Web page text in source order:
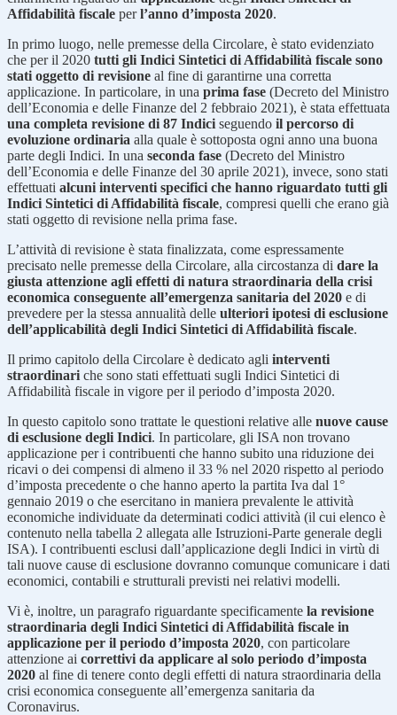
Affidabilità fiscale perl’anno d’imposta 2020.
In primo luogo, nelle premesse della Circolare, è stato evidenziato
che per il 2020 tutti gli Indici Sintetici di Affidabilità fiscale sono
stati oggetto di revisione al fine di garantirne una corretta
applicazione. In particolare, in una prima fase (Decreto del Ministro
dell’Economia e delle Finanze del 2 febbraio 2021), è stata effettuata
una completa revisione di 87 Indici seguendo il percorso di
evoluzione ordinaria alla quale è sottoposta ogni anno una buona
parte degli Indici. In una seconda fase (Decreto del Ministro
dell’Economia e delle Finanze del 30 aprile 2021), invece, sono stati
effettuati alcuni interventi specifici che hanno riguardato tutti gli
Indici Sintetici di Affidabilità fiscale, compresi quelli che erano già
stati oggetto di revisione nella prima fase.
L’attività di revisione è stata finalizzata, come espressamente
precisato nelle premesse della Circolare, alla circostanza di dare la
giusta attenzione agli effetti di natura straordinaria della crisi
economica conseguente all’emergenza sanitaria del 2020 e di
prevedere per la stessa annualità delle ulteriori ipotesi di esclusione
dell’applicabilità degli Indici Sintetici di Affidabilità fiscale.
Il primo capitolo della Circolare è dedicato agli interventi
straordinari che sono stati effettuati sugli Indici Sintetici di
Affidabilità fiscale in vigore per il periodo d’imposta 2020.
In questo capitolo sono trattate le questioni relative alle nuove cause
di esclusione degli Indici. In particolare, gli ISA non trovano
applicazione per i contribuenti che hanno subito una riduzione dei
ricavi o dei compensi di almeno il 33 % nel 2020 rispetto al periodo
d’imposta precedente o che hanno aperto la partita Iva dal 1°
gennaio 2019 o che esercitano in maniera prevalente le attività
economiche individuate da determinati codici attività (il cui elenco è
contenuto nella tabella 2 allegata alle Istruzioni-Parte generale degli
ISA). I contribuenti esclusi dall’applicazione degli Indici in virtù di
tali nuove cause di esclusione dovranno comunque comunicare i dati
economici, contabili e strutturali previsti nei relativi modelli.
Vi è, inoltre, un paragrafo riguardante specificamente la revisione
straordinaria degli Indici Sintetici di Affidabilità fiscale in
applicazione per il periodo d’imposta 2020, con particolare
attenzione ai correttivi da applicare al solo periodo d’imposta
2020 al fine di tenere conto degli effetti di natura straordinaria della
crisi economica conseguente all’emergenza sanitaria da
Coronavirus.